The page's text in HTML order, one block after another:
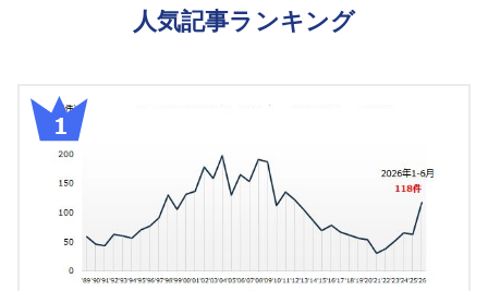
人気記事ランキング